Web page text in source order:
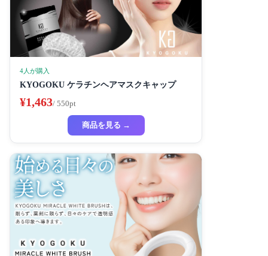
4人が購入
KYOGOKU ケラチンヘアマスクキャップ
¥1,463/ 550pt
商品を見る →